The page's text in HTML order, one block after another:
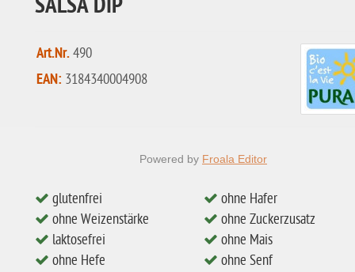
SALSA DIP
Art.Nr.490
EAN: 3184340004908
Powered by Froala Editor
glutenfrei
ohne Weizenstärke
laktosefrei
ohne Hefe
ohne Hafer
ohne Zuckerzusatz
ohne Mais
ohne Senf